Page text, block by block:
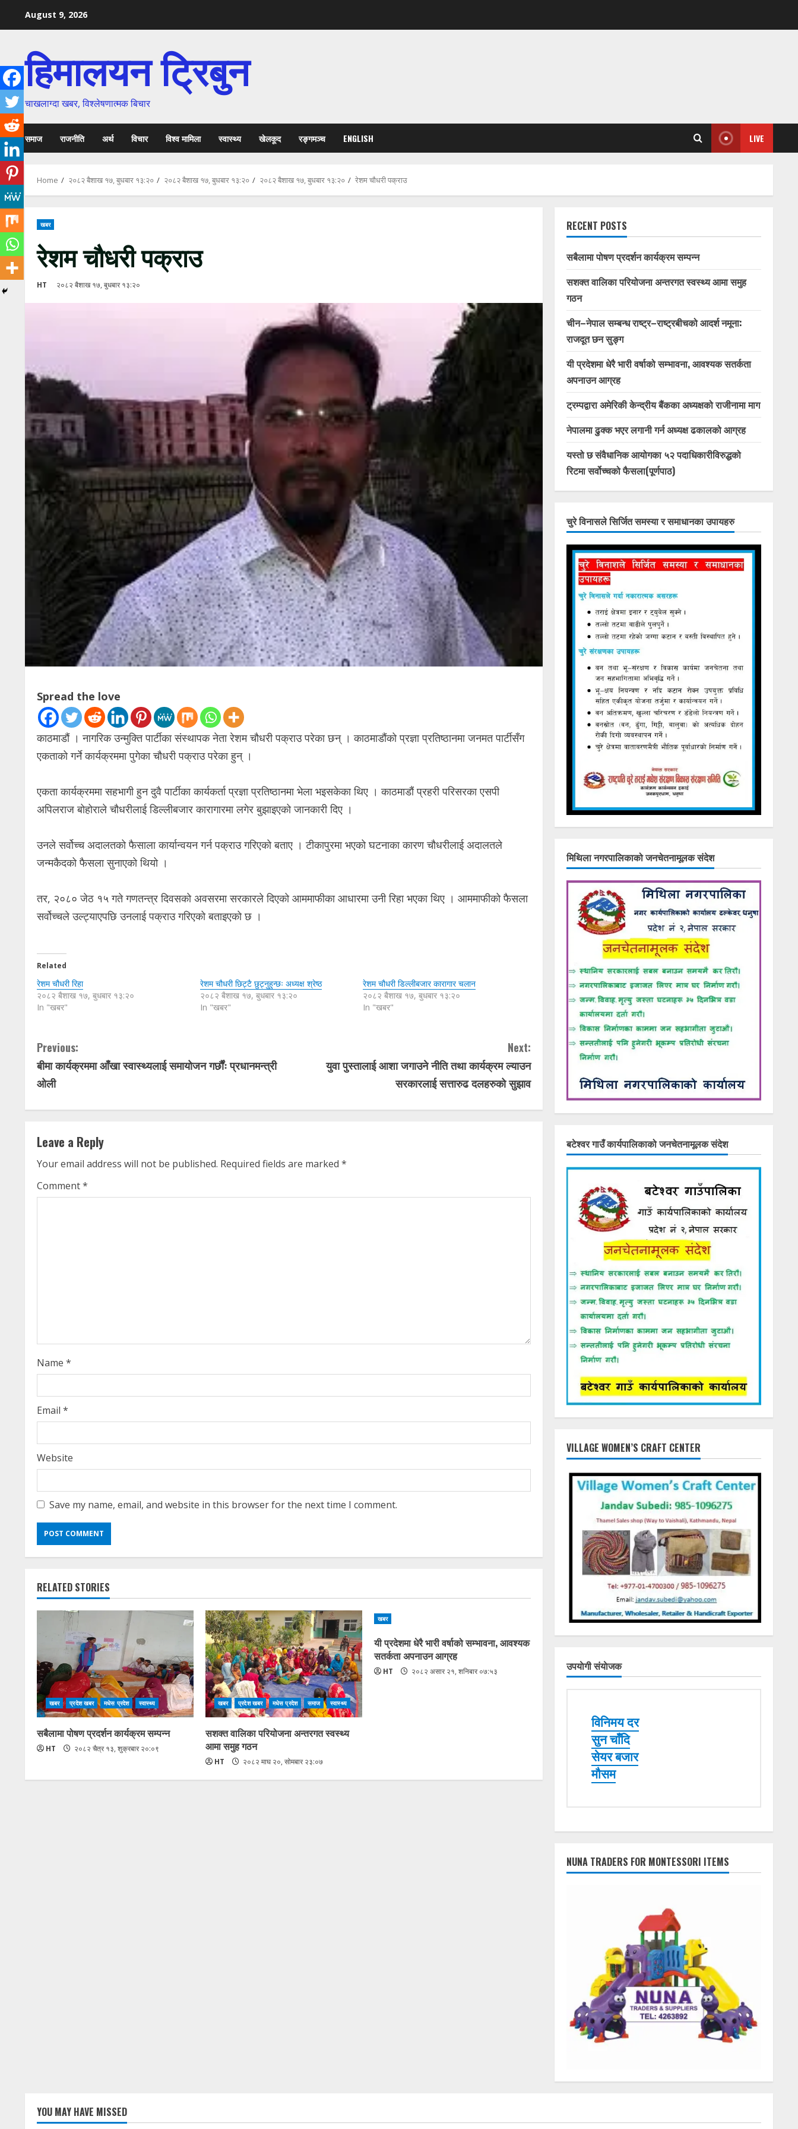
August 9, 2026
हिमालयन ट्रिबुन
चाखलाग्दा खबर, विश्लेषणात्मक बिचार
समाज राजनीति अर्थ विचार विश्व मामिला स्वास्थ्य खेलकूद रङ्गमञ्च ENGLISH LIVE
Home २०८२ बैशाख १७, बुधबार १३:२० २०८२ बैशाख १७, बुधबार १३:२० २०८२ बैशाख १७, बुधबार १३:२० रेशम चौधरी पक्राउ
खबर
रेशम चौधरी पक्राउ
HT २०८२ बैशाख १७, बुधबार १३:२०
Spread the love
काठमाडौं । नागरिक उन्मुक्ति पार्टीका संस्थापक नेता रेशम चौधरी पक्राउ परेका छन् । काठमाडौंको प्रज्ञा प्रतिष्ठानमा जनमत पार्टीसँग
एकताको गर्ने कार्यक्रममा पुगेका चौधरी पक्राउ परेका हुन् ।
एकता कार्यक्रममा सहभागी हुन दुवै पार्टीका कार्यकर्ता प्रज्ञा प्रतिष्ठानमा भेला भइसकेका थिए । काठमाडौं प्रहरी परिसरका एसपी
अपिलराज बोहोराले चौधरीलाई डिल्लीबजार कारागारमा लगेर बुझाइएको जानकारी दिए ।
उनले सर्वोच्च अदालतको फैसाला कार्यान्वयन गर्न पक्राउ गरिएको बताए । टीकापुरमा भएको घटनाका कारण चौधरीलाई अदालतले
जन्मकैदको फैसला सुनाएको थियो ।
तर, २०८० जेठ १५ गते गणतन्त्र दिवसको अवसरमा सरकारले दिएको आममाफीका आधारमा उनी रिहा भएका थिए । आममाफीको फैसला
सर्वोच्चले उल्ट्याएपछि उनलाई पक्राउ गरिएको बताइएको छ ।
Related
रेशम चौधरी रिहा
२०८२ बैशाख १७, बुधबार १३:२०
In "खबर"
रेशम चौधरी छिट्टै छुट्नुहुन्छः अध्यक्ष श्रेष्ठ
२०८२ बैशाख १७, बुधबार १३:२०
In "खबर"
रेशम चौधरी डिल्लीबजार कारागार चलान
२०८२ बैशाख १७, बुधबार १३:२०
In "खबर"
C
o
i
n
u
i
n
g
Previous:
बीमा कार्यक्रममा आँखा स्वास्थ्यलाई समायोजन गर्छौंः प्रधानमन्त्री
ओली
Next:
युवा पुस्तालाई आशा जगाउने नीति तथा कार्यक्रम ल्याउन
सरकारलाई सत्तारुढ दलहरुको सुझाव
Leave a Reply
Your email address will not be published. Required fields are marked *
Comment*
Name *
Email *
Website
Save my name, email, and website in this browser for the next time I comment.
RELATED STORIES
खबर प्रदेश खबर मधेस प्रदेश स्वास्थ्य
सबैलामा पोषण प्रदर्शन कार्यक्रम सम्पन्न
HT २०८२ चैत्र १३, शुक्रबार २०:०९
खबर प्रदेश खबर मधेस प्रदेश समाज स्वास्थ्य
सशक्त वालिका परियोजना अन्तरगत स्वस्थ्य
आमा समुह गठन
HT २०८२ माघ २०, सोमबार २३:०७
खबर
यी प्रदेशमा धेरै भारी वर्षाको सम्भावना, आवश्यक
सतर्कता अपनाउन आग्रह
HT २०८२ असार २१, शनिबार ०७:५३
RECENT POSTS
सबैलामा पोषण प्रदर्शन कार्यक्रम सम्पन्न
सशक्त वालिका परियोजना अन्तरगत स्वस्थ्य आमा समुह
गठन
चीन–नेपाल सम्बन्ध राष्ट्र–राष्ट्रबीचको आदर्श नमूना:
राजदूत छन सुङ्ग
यी प्रदेशमा धेरै भारी वर्षाको सम्भावना, आवश्यक सतर्कता
अपनाउन आग्रह
ट्रम्पद्वारा अमेरिकी केन्द्रीय बैंकका अध्यक्षको राजीनामा माग
नेपालमा ढुक्क भएर लगानी गर्न अध्यक्ष ढकालको आग्रह
यस्तो छ संवैधानिक आयोगका ५२ पदाधिकारीविरुद्धको
रिटमा सर्वोच्चको फैसला(पूर्णपाठ)
चुरे विनासले सिर्जित समस्या र समाधानका उपायहरु
मिथिला नगरपालिकाको जनचेतनामूलक संदेश
बटेश्वर गाउँ कार्यपालिकाको जनचेतनामूलक संदेश
VILLAGE WOMEN’S CRAFT CENTER
उपयाेगी संयाेजक
विनिमय दर
सुन चाँदि
सेयर बजार
मौसम
NUNA TRADERS FOR MONTESSORI ITEMS
YOU MAY HAVE MISSED